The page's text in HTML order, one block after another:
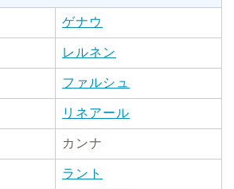
ゲナウ
レルネン
ファルシュ
リネアール
カンナ
ラント